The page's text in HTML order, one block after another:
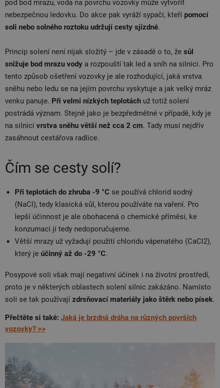
pod bod mrazu, voda na povrchu vozovky může vytvořit
nebezpečnou ledovku. Do akce pak vyráží sypači, kteří pomocí
soli nebo solného roztoku udržují cesty sjízdné.
Princip solení není nijak složitý – jde v zásadě o to, že sůl
snižuje bod mrazu vody a rozpouští tak led a sníh na silnici. Pro
tento způsob ošetření vozovky je ale rozhodující, jaká vrstva
sněhu nebo ledu se na jejím povrchu vyskytuje a jak velký mráz
venku panuje. Při velmi nízkých teplotách už totiž solení
postrádá význam. Stejně jako je bezpředmětné v případě, kdy je
na silnici vrstva sněhu větší než cca 2 cm. Tady musí nejdřív
zasáhnout cestářova radlice.
Čím se cesty solí?
Při teplotách do zhruba -9 °C se používá chlorid sodný
(NaCl), tedy klasická sůl, kterou používáte na vaření. Pro
lepší účinnost je ale obohacená o chemické příměsi, ke
konzumaci ji tedy nedoporučujeme.
Větší mrazy už vyžadují použití chloridu vápenatého (CaCl2),
který je účinný až do -29 °C.
Posypové soli však mají negativní účinek i na životní prostředí,
proto je v některých oblastech solení silnic zakázáno. Namísto
soli se tak používají zdrsňovací materiály jako štěrk nebo písek.
Přečtěte si také: Jaká je brzdná dráha na různých površích
vozovky? >>